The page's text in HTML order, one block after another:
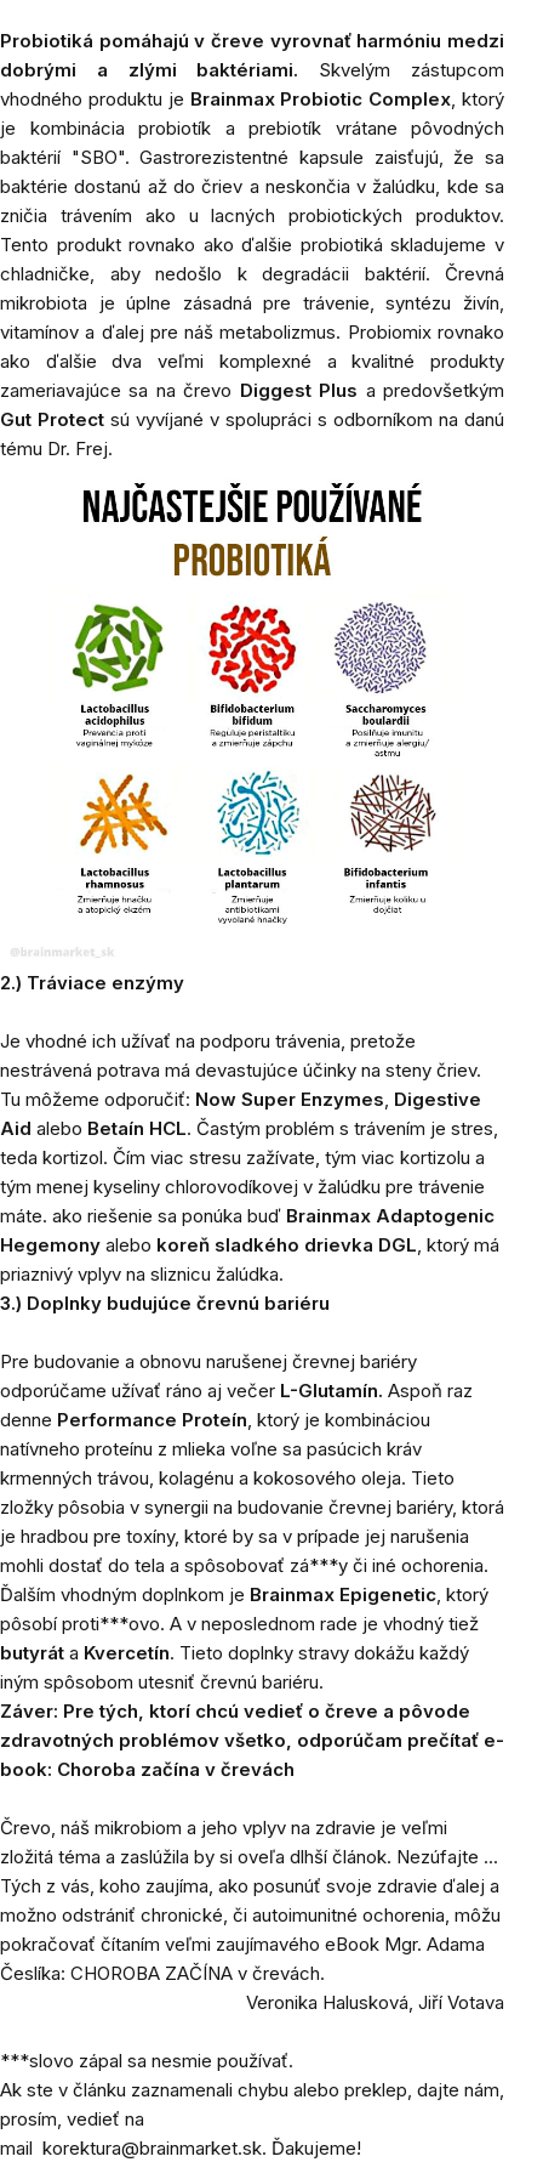
Probiotiká pomáhajú v čreve vyrovnať harmóniu medzi
dobrými a zlými baktériami. Skvelým zástupcom
vhodného produktu je Brainmax Probiotic Complex , ktorý
je kombinácia probiotík a prebiotík vrátane pôvodných
baktérií "SBO". Gastrorezistentné kapsule zaisťujú, že sa
baktérie dostanú až do čriev a neskončia v žalúdku, kde sa
zničia trávením ako u lacných probiotických produktov.
Tento produkt rovnako ako ďalšie probiotiká skladujeme v
chladničke, aby nedošlo k degradácii baktérií. Črevná
mikrobiota je úplne zásadná pre trávenie, syntézu živín,
vitamínov a ďalej pre náš metabolizmus. Probiomix rovnako
ako ďalšie dva veľmi komplexné a kvalitné produkty
zameriavajúce sa na črevo Diggest Plus a predovšetkým
Gut Protect sú vyvíjané v spolupráci s odborníkom na danú
tému Dr. Frej.
2.) Tráviace enzýmy
Je vhodné ich užívať na podporu trávenia, pretože
nestrávená potrava má devastujúce účinky na steny čriev.
Tu môžeme odporučiť: Now Super Enzymes Digestive
Aid alebo Betaín HCL. Častým problém s trávením je stres,
teda kortizol. Čím viac stresu zažívate, tým viac kortizolu a
tým menej kyseliny chlorovodíkovej v žalúdku pre trávenie
máte. ako riešenie sa ponúka buď Brainmax Adaptogenic
Hegemony alebo koreň sladkého drievka DGL , ktorý má
priaznivý vplyv na sliznicu žalúdka.
3.) Doplnky budujúce črevnú bariéru
Pre budovanie a obnovu narušenej črevnej bariéry
odporúčame užívať ráno aj večer L-Glutamín. Aspoň raz
denne Performance Proteín , ktorý je kombináciou
natívneho proteínu z mlieka voľne sa pasúcich kráv
krmenných trávou, kolagénu a kokosového oleja. Tieto
zložky pôsobia v synergii na budovanie črevnej bariéry, ktorá
je hradbou pre toxíny, ktoré by sa v prípade jej narušenia
mohli dostať do tela a spôsobovať zá***y či iné ochorenia.
Ďalším vhodným doplnkom je Brainmax Epigenetic , ktorý
pôsobí proti***ovo. A v neposlednom rade je vhodný tiež
butyrát a Kvercetín. Tieto doplnky stravy dokážu každý
iným spôsobom utesniť črevnú bariéru.
Záver: Pre tých, ktorí chcú vedieť o čreve a pôvode
zdravotných problémov všetko, odporúčam prečítať e-
book: Choroba začína v črevách
Črevo, náš mikrobiom a jeho vplyv na zdravie je veľmi
zložitá téma a zaslúžila by si oveľa dlhší článok. Nezúfajte ...
Tých z vás, koho zaujíma, ako posunúť svoje zdravie ďalej a
možno odstrániť chronické, či autoimunitné ochorenia, môžu
pokračovať čítaním veľmi zaujímavého eBook Mgr. Adama
Česlíka: CHOROBA ZAČÍNA v črevách.
Veronika Halusková, Jiří Votava
***slovo zápal sa nesmie používať.
Ak ste v článku zaznamenali chybu alebo preklep, dajte nám,
prosím, vedieť na
mail korektura@brainmarket.sk. Ďakujeme!